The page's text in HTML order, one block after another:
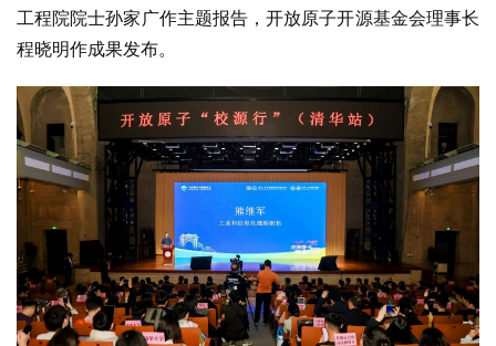
工程院院士孙家广作主题报告，开放原子开源基金会理事长
程晓明作成果发布。